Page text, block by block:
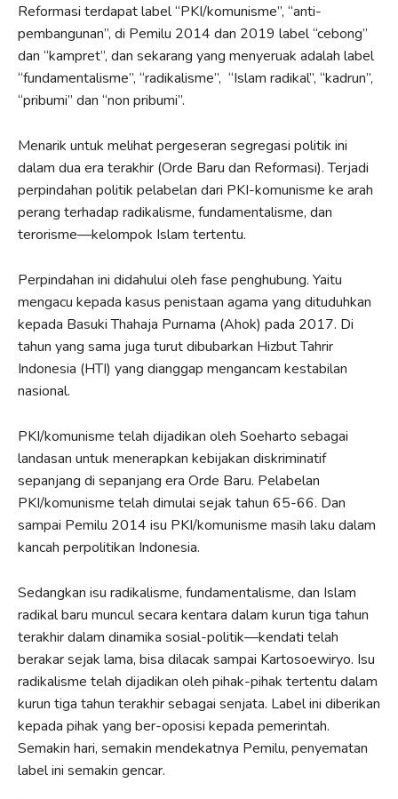
Reformasi terdapat label “PKI/komunisme”, “anti-
pembangunan”, di Pemilu 2014 dan 2019 label “cebong”
dan “kampret”, dan sekarang yang menyeruak adalah label
“fundamentalisme”, “radikalisme”, “Islam radikal”, “kadrun”,
“pribumi” dan “non pribumi”.
Menarik untuk melihat pergeseran segregasi politik ini
dalam dua era terakhir (Orde Baru dan Reformasi). Terjadi
perpindahan politik pelabelan dari PKI-komunisme ke arah
perang terhadap radikalisme, fundamentalisme, dan
terorisme—kelompok Islam tertentu.
Perpindahan ini didahului oleh fase penghubung. Yaitu
mengacu kepada kasus penistaan agama yang dituduhkan
kepada Basuki Thahaja Purnama (Ahok) pada 2017. Di
tahun yang sama juga turut dibubarkan Hizbut Tahrir
Indonesia (HTI) yang dianggap mengancam kestabilan
nasional.
PKI/komunisme telah dijadikan oleh Soeharto sebagai
landasan untuk menerapkan kebijakan diskriminatif
sepanjang di sepanjang era Orde Baru. Pelabelan
PKI/komunisme telah dimulai sejak tahun 65-66. Dan
sampai Pemilu 2014 isu PKI/komunisme masih laku dalam
kancah perpolitikan Indonesia.
Sedangkan isu radikalisme, fundamentalisme, dan Islam
radikal baru muncul secara kentara dalam kurun tiga tahun
terakhir dalam dinamika sosial-politik—kendati telah
berakar sejak lama, bisa dilacak sampai Kartosoewiryo. Isu
radikalisme telah dijadikan oleh pihak-pihak tertentu dalam
kurun tiga tahun terakhir sebagai senjata. Label ini diberikan
kepada pihak yang ber-oposisi kepada pemerintah.
Semakin hari, semakin mendekatnya Pemilu, penyematan
label ini semakin gencar.